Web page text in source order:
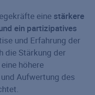
eine stärkere
ein partizipatives
und Erfahrung der
die Stärkung der
höhere
Aufwertung des